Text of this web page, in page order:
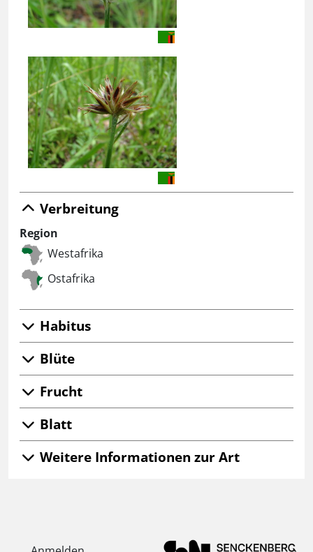
Verbreitung
Region
Westafrika
Ostafrika
Habitus
Blüte
Frucht
Blatt
Weitere Informationen zur Art